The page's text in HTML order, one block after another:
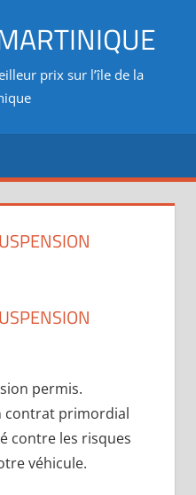
prix sur l’île de la
permis.
contrat primordial
contre les risques
véhicule.